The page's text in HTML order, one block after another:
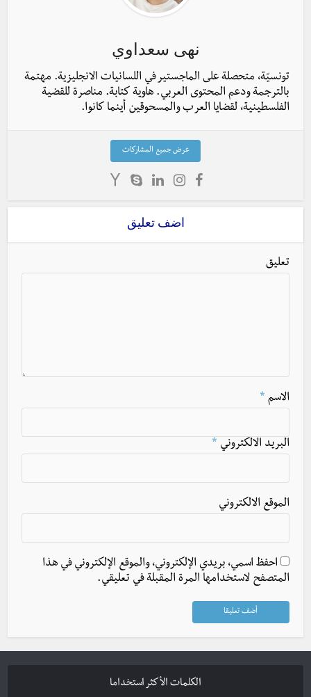
نهى سعداوي
تونسيّة، متحصلة على الماجستير في اللسانيات الانجليزية. مهتمة
بالترجمة ودعم المحتوى العربي. هاوية كتابة. مناصرة للقضية
الفلسطينية، لقضايا العرب والمسحوقين أينما كانوا.
عرض جميع المشاركات
اضف تعليق
تعليق
الاسم *
البريد الالكتروني *
الموقع الالكتروني
احفظ اسمي، بريدي الإلكتروني، والموقع الإلكتروني في هذا
المتصفح لاستخدامها المرة المقبلة في تعليقي.
الكلمات الأكثر استخداما